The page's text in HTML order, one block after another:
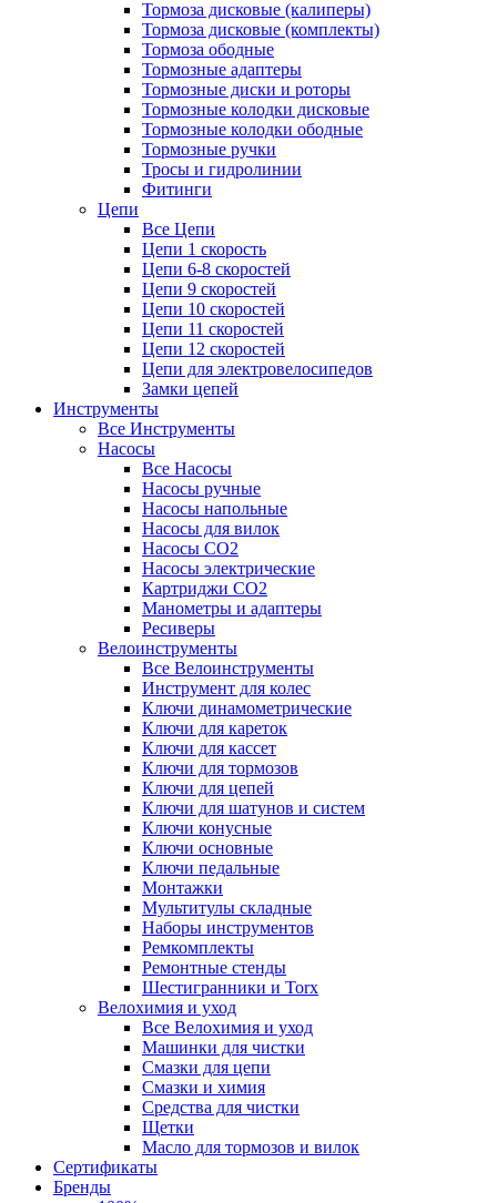
Тормоза дисковые (калиперы)
Тормоза дисковые (комплекты)
Тормоза ободные
Тормозные адаптеры
Тормозные диски и роторы
Тормозные колодки дисковые
Тормозные колодки ободные
Тормозные ручки
Тросы и гидролинии
Фитинги
Цепи
Все Цепи
Цепи 1 скорость
Цепи 6-8 скоростей
Цепи 9 скоростей
Цепи 10 скоростей
Цепи 11 скоростей
Цепи 12 скоростей
Цепи для электровелосипедов
Замки цепей
Инструменты
Все Инструменты
Насосы
Все Насосы
Насосы ручные
Насосы напольные
Насосы для вилок
Насосы CO2
Насосы электрические
Картриджи CO2
Манометры и адаптеры
Ресиверы
Велоинструменты
Все Велоинструменты
Инструмент для колес
Ключи динамометрические
Ключи для кареток
Ключи для кассет
Ключи для тормозов
Ключи для цепей
Ключи для шатунов и систем
Ключи конусные
Ключи основные
Ключи педальные
Монтажки
Мультитулы складные
Наборы инструментов
Ремкомплекты
Ремонтные стенды
Шестигранники и Torx
Велохимия и уход
Все Велохимия и уход
Машинки для чистки
Смазки для цепи
Смазки и химия
Средства для чистки
Щетки
Масло для тормозов и вилок
Сертификаты
Бренды